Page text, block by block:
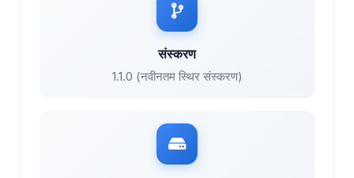
संस्करण
1.1.0 (नवीनतम स्थिर संस्करण)